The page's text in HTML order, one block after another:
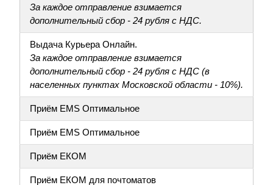
За каждое отправление взимается
дополнительный сбор - 24 рубля с НДС.
Выдача Курьера Онлайн.
За каждое отправление взимается
дополнительный сбор - 24 рубля с НДС (в
населенных пунктах Московской области - 10%).
Приём EMS Оптимальное
Приём EMS Оптимальное
Приём ЕКОМ
Приём ЕКОМ для почтоматов